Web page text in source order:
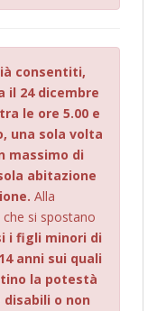
consentiti,
il 24 dicembre
le ore 5.00 e
una sola volta
massimo di
abitazione
Alla
si spostano
i figli minori di
anni sui quali
la potestà
o non